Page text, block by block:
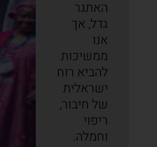
האתגר
גדל, אך
אנו
ממשיכות
להביא רוח
ישראלית
של חיבור,
ריפוי
וחמלה.